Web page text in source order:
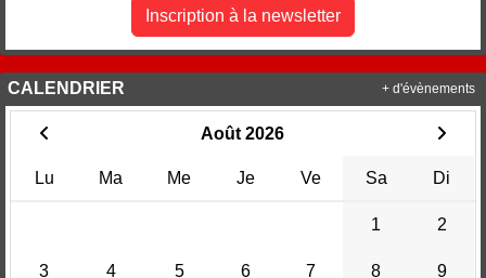
Inscription à la newsletter
CALENDRIER
Août 2026
Lu Ma Me Je Ve Sa Di
1 2
3 4 5 6 7 8 9
+ d'évènements